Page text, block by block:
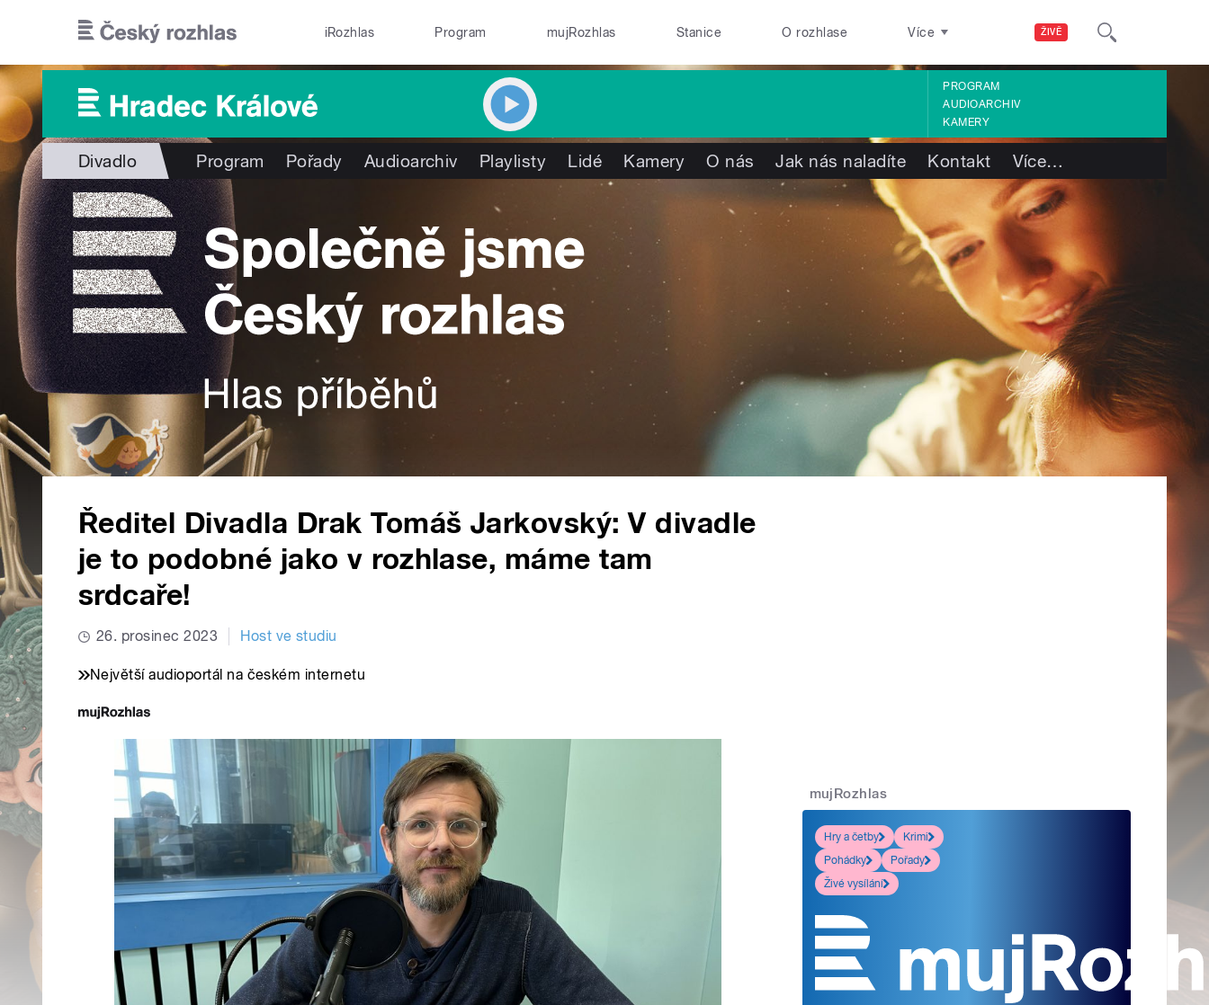
ŽIVĚ
iRozhlas Program mujRozhlas Stanice O rozhlase Více
PROGRAM
AUDIOARCHIV
KAMERY
Divadlo Program Pořady Audioarchiv Playlisty Lidé Kamery O nás Jak nás naladíte Kontakt Více…
Ředitel Divadla Drak Tomáš Jarkovský: V divadle
je to podobné jako v rozhlase, máme tam
srdcaře!
26. prosinec 2023 Host ve studiu
Největší audioportál na českém internetu
mujRozhlas
Hry a četby
Krimi
Pohádky
Pořady
Živé vysílání